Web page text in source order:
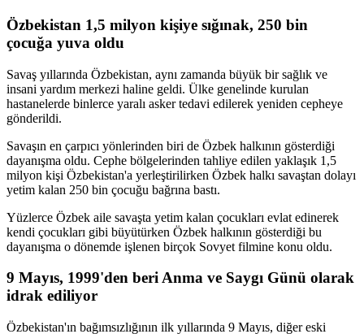
Özbekistan 1,5 milyon kişiye sığınak, 250 bin
çocuğa yuva oldu
Savaş yıllarında Özbekistan, aynı zamanda büyük bir sağlık ve
insani yardım merkezi haline geldi. Ülke genelinde kurulan
hastanelerde binlerce yaralı asker tedavi edilerek yeniden cepheye
gönderildi.
Savaşın en çarpıcı yönlerinden biri de Özbek halkının gösterdiği
dayanışma oldu. Cephe bölgelerinden tahliye edilen yaklaşık 1,5
milyon kişi Özbekistan'a yerleştirilirken Özbek halkı savaştan dolayı
yetim kalan 250 bin çocuğu bağrına bastı.
Yüzlerce Özbek aile savaşta yetim kalan çocukları evlat edinerek
kendi çocukları gibi büyütürken Özbek halkının gösterdiği bu
dayanışma o dönemde işlenen birçok Sovyet filmine konu oldu.
9 Mayıs, 1999'den beri Anma ve Saygı Günü olarak
idrak ediliyor
Özbekistan'ın bağımsızlığının ilk yıllarında 9 Mayıs, diğer eski